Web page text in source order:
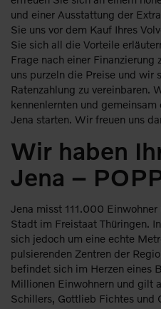
und einer Ausstattung der
Sie uns vor dem Kauf Ihres
Sie sich all die Vorteile
Frage nach einer
uns purzeln die Preise und wir
Ratenzahlung zu vereinbaren.
kennenlernten und
Jena starten. Wir freuen uns
Wir haben
Jena –
Jena misst 111.000
Stadt im Freistaat Thüringen.
sich jedoch um eine echte
pulsierenden Zentren der
befindet sich im Herzen eines
Millionen Einwohnern und gilt
Schillers, Gottlieb Fichtes und